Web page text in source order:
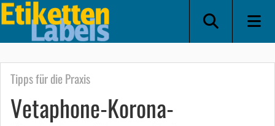
Tipps für die Praxis
Vetaphone-Korona-